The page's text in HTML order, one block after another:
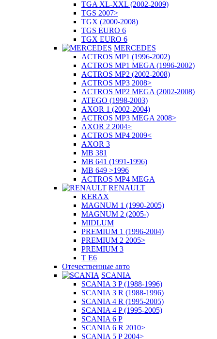
TGA XL-XXL (2002-2009)
TGS 2007>
TGX (2000-2008)
TGS EURO 6
TGX EURO 6
MERCEDES
ACTROS MP1 (1996-2002)
ACTROS MP1 MEGA (1996-2002)
ACTROS MP2 (2002-2008)
ACTROS MP3 2008>
ACTROS MP2 MEGA (2002-2008)
ATEGO (1998-2003)
AXOR 1 (2002-2004)
ACTROS MP3 MEGA 2008>
AXOR 2 2004>
ACTROS MP4 2009<
AXOR 3
MB 381
MB 641 (1991-1996)
MB 649 >1996
ACTROS MP4 MEGA
RENAULT
KERAX
MAGNUM 1 (1990-2005)
MAGNUM 2 (2005-)
MIDLUM
PREMIUM 1 (1996-2004)
PREMIUM 2 2005>
PREMIUM 3
T E6
Отечественные авто
SCANIA
SCANIA 3 P (1988-1996)
SCANIA 3 R (1988-1996)
SCANIA 4 R (1995-2005)
SCANIA 4 P (1995-2005)
SCANIA 6 P
SCANIA 6 R 2010>
SCANIA 5 P 2004>